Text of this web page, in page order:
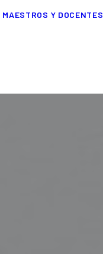
MAESTROS Y DOCENTES